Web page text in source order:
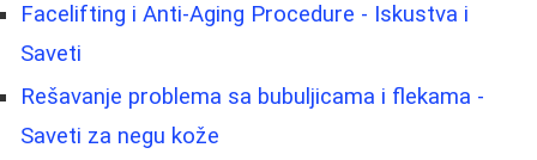
Facelifting i Anti-Aging Procedure - Iskustva i
Saveti
Rešavanje problema sa bubuljicama i flekama -
Saveti za negu kože